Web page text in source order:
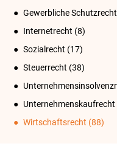
Gewerbliche
Internetrecht (8)
Sozialrecht (17)
Steuerrecht (38)
Unternehmenskaufrecht
Wirtschaftsrecht (88)